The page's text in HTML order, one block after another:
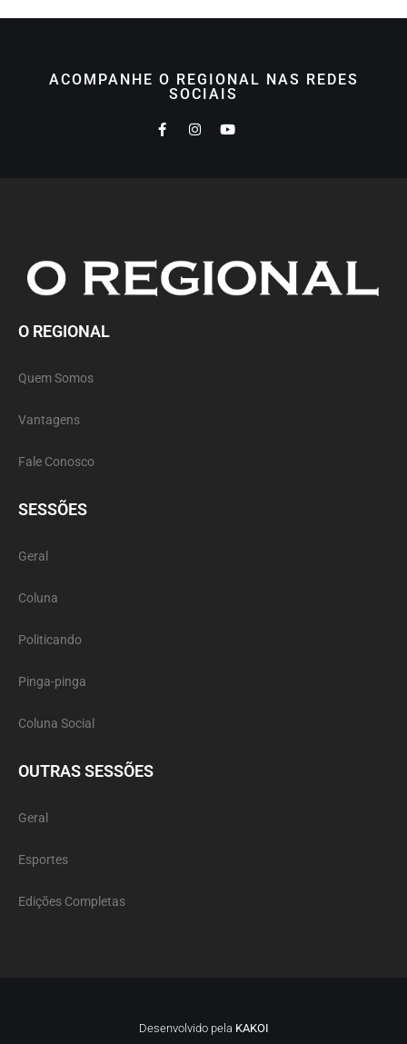
ACOMPANHE O REGIONAL NAS REDES
SOCIAIS
O REGIONAL
Quem Somos
Vantagens
Fale Conosco
SESSÕES
Geral
Coluna
Politicando
Pinga-pinga
Coluna Social
OUTRAS SESSÕES
Geral
Esportes
Edições Completas
Desenvolvido pela KAKOI